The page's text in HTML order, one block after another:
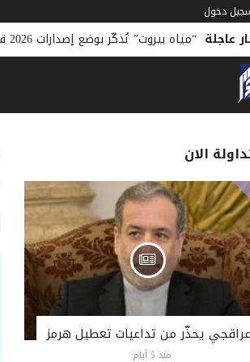
دخول
عاجلة “مياه بيروت” تُذكّر بوضع إصدارات 2026 قيد التحصيل
الان
عراقجي يحذّر من تداعيات تعطيل هرمز
منذ 5 أيام